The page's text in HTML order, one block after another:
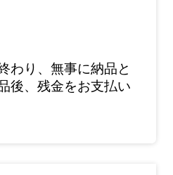
わり、無事に納品と
後、残金をお支払い